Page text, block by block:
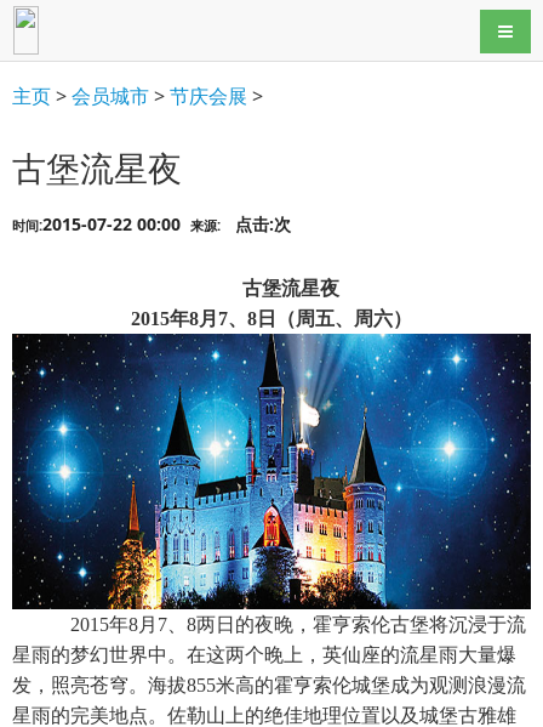
导航
主页>会员城市>节庆会展 >
古堡流星夜
时间:2015-07-22 00:00 来源: 点击:次
古堡流星夜
2015年8月7、8日（周五、周六）
2015年8月7、8两日的夜晚，霍亨索伦古堡将沉浸于流
星雨的梦幻世界中。在这两个晚上，英仙座的流星雨大量爆
发，照亮苍穹。海拔855米高的霍亨索伦城堡成为观测浪漫流
星雨的完美地点。佐勒山上的绝佳地理位置以及城堡古雅雄